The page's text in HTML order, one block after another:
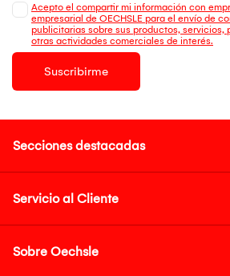
Acepto el compartir mi información con
empresarial de OECHSLE para el envío de
publicitarias sobre sus productos, servicios,
otras actividades comerciales de interés.
Suscribirme
Secciones destacadas
Servicio al Cliente
Sobre Oechsle